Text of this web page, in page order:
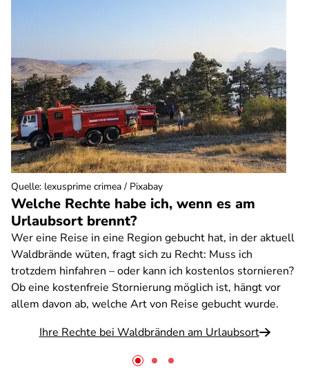
Welche Rechte habe ich, wenn es am
Urlaubsort brennt?
Wer eine Reise in eine Region gebucht hat, in der aktuell
Waldbrände wüten, fragt sich zu Recht: Muss ich
trotzdem hinfahren – oder kann ich kostenlos stornieren?
Ob eine kostenfreie Stornierung möglich ist, hängt vor
allem davon ab, welche Art von Reise gebucht wurde.
Ihre Rechte bei Waldbränden am Urlaubsort
Quelle: lexusprime crimea / Pixabay